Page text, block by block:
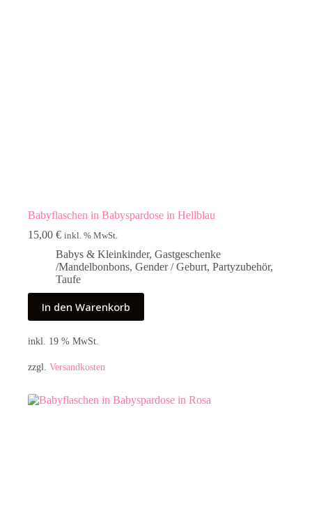
Babyflaschen in Babyspardose in Hellblau
15,00 € inkl. % MwSt.
Babys & Kleinkinder, Gastgeschenke
/Mandelbonbons, Gender / Geburt, Partyzubehör,
Taufe
In den Warenkorb
inkl. 19 % MwSt.
zzgl. Versandkosten